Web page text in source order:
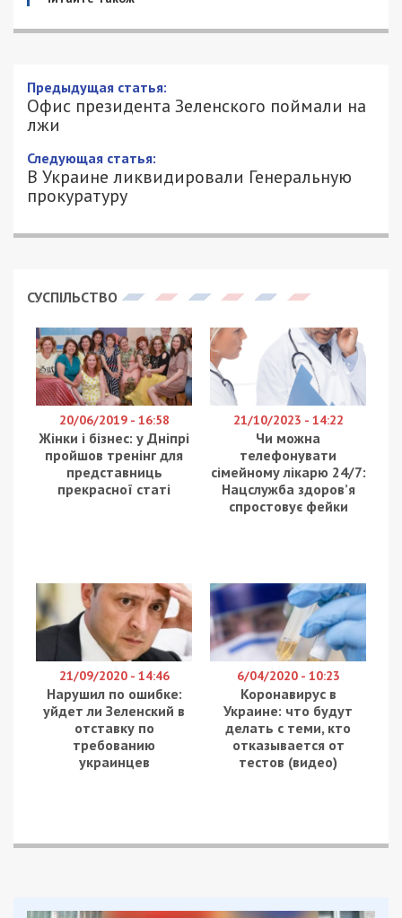
Предыдущая статья:
Офис президента Зеленского поймали на
лжи
Следующая статья:
В Украине ликвидировали Генеральную
прокуратуру
СУСПІЛЬСТВО
20/06/2019 - 16:58
Жінки і бізнес: у Дніпрі
пройшов тренінг для
представниць
прекрасної статі
21/10/2023 - 14:22
Чи можна
телефонувати
сімейному лікарю 24/7:
Нацслужба здоров’я
спростовує фейки
21/09/2020 - 14:46
Нарушил по ошибке:
уйдет ли Зеленский в
отставку по
требованию
украинцев
6/04/2020 - 10:23
Коронавирус в
Украине: что будут
делать с теми, кто
отказывается от
тестов (видео)